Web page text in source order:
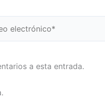
a esta entrada.